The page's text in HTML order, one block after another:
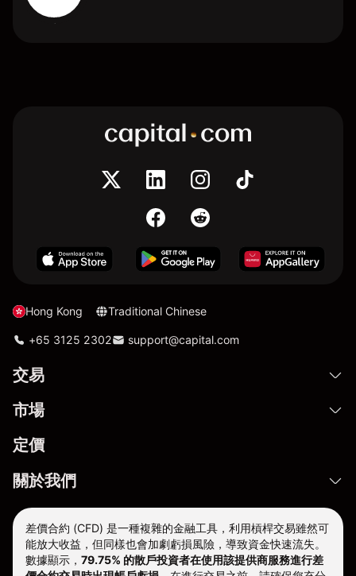
Hong Kong Traditional Chinese
+65 3125 2302 support@capital.com
交易
市場
定價
關於我們
差價合約 (CFD) 是一種複雜的金融工具，利用槓桿交易雖然可
能放大收益，但同樣也會加劇虧損風險，導致資金快速流失。
數據顯示， 79.75% 的散戶投資者在使用該提供商服務進行差